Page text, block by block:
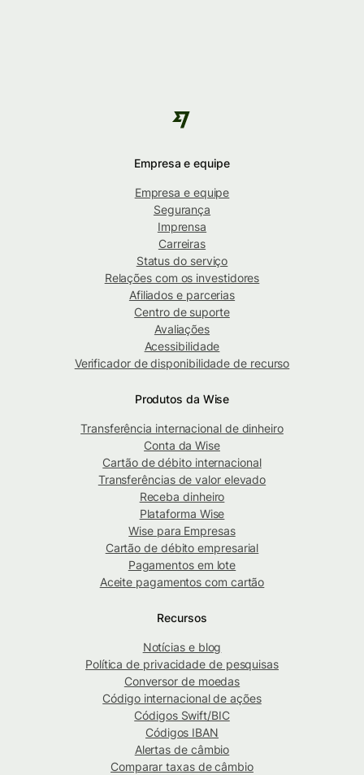
Empresa e equipe
Empresa e equipe
Segurança
Imprensa
Carreiras
Status do serviço
Relações com os investidores
Afiliados e parcerias
Centro de suporte
Avaliações
Acessibilidade
Verificador de disponibilidade de recurso
Produtos da Wise
Transferência internacional de dinheiro
Conta da Wise
Cartão de débito internacional
Transferências de valor elevado
Receba dinheiro
Plataforma Wise
Wise para Empresas
Cartão de débito empresarial
Pagamentos em lote
Aceite pagamentos com cartão
Recursos
Notícias e blog
Política de privacidade de pesquisas
Conversor de moedas
Código internacional de ações
Códigos Swift/BIC
Códigos IBAN
Alertas de câmbio
Comparar taxas de câmbio